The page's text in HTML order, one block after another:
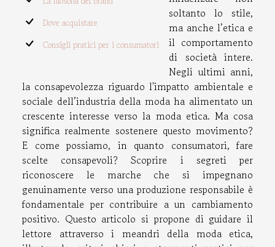
Dove acquistare
Consigli pratici per i consumatori
soltanto lo stile,
ma anche l’etica e
il comportamento
di società intere.
Negli ultimi anni,
la consapevolezza riguardo l'impatto ambientale e
sociale dell’industria della moda ha alimentato un
crescente interesse verso la moda etica. Ma cosa
significa realmente sostenere questo movimento?
E come possiamo, in quanto consumatori, fare
scelte consapevoli? Scoprire i segreti per
riconoscere le marche che si impegnano
genuinamente verso una produzione responsabile è
fondamentale per contribuire a un cambiamento
positivo. Questo articolo si propone di guidare il
lettore attraverso i meandri della moda etica,